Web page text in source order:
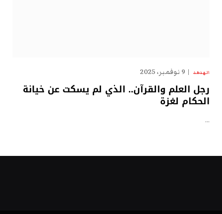
الهدهد 9 نوفمبر، 2025
رجل العلم والقرآن.. الذي لم يسكت عن خيانة
الحكام لغزة
…